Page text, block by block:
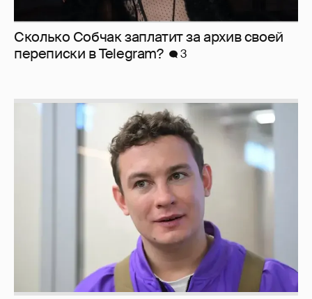
Сколько Собчак заплатит за архив своей
перeписки в Telegram?
3